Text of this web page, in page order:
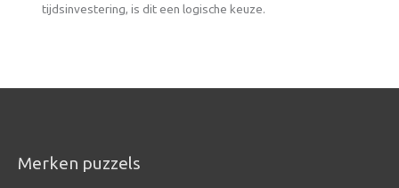
tijdsinvestering, is dit een logische keuze.
Merken puzzels